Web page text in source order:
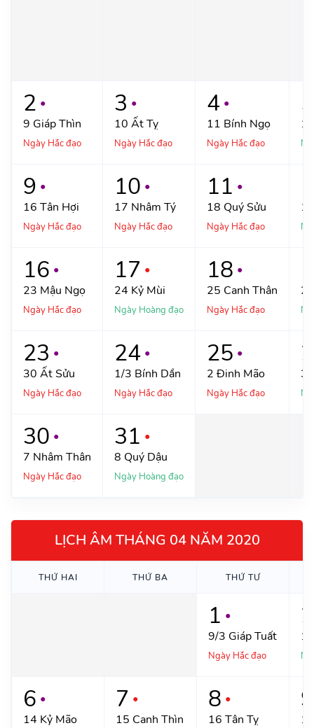
2 ●
9 Giáp Thìn
Ngày Hắc đạo
3 ●
10 Ất Tỵ
Ngày Hắc đạo
4 ●
11 Bính Ngọ
Ngày Hắc đạo
5
9 ●
16 Tân Hợi
Ngày Hắc đạo
10 ●
17 Nhâm Tý
Ngày Hắc đạo
11 ●
18 Quý Sửu
Ngày Hắc đạo
16 ●
23 Mậu Ngọ
Ngày Hắc đạo
17 ●
24 Kỷ Mùi
Ngày Hoàng đạo
18 ●
25 Canh Thân
Ngày Hắc đạo
23 ●
30 Ất Sửu
Ngày Hắc đạo
24 ●
1/3 Bính Dần
Ngày Hắc đạo
25 ●
2 Đinh Mão
Ngày Hắc đạo
3
30 ●
7 Nhâm Thân
Ngày Hắc đạo
31 ●
8 Quý Dậu
Ngày Hoàng đạo
LỊCH ÂM THÁNG 04 NĂM 2020
THỨHAI THỨ BA THỨTƯ
1 ●
9/3 Giáp Tuất
Ngày Hắc đạo
2
6 ●
14 Kỷ Mão
7 ●
15 Canh Thìn
8 ●
16 Tân Tỵ
9